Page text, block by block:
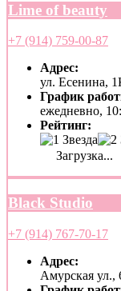
Lime of beauty
+7 (914) 759-00-87
Адрес:
ул. Есенина,
График
ежедневно,
Рейтинг:
Загрузка...
Black Studio
+7 (914) 767-70-17
Адрес:
Амурская ул.,